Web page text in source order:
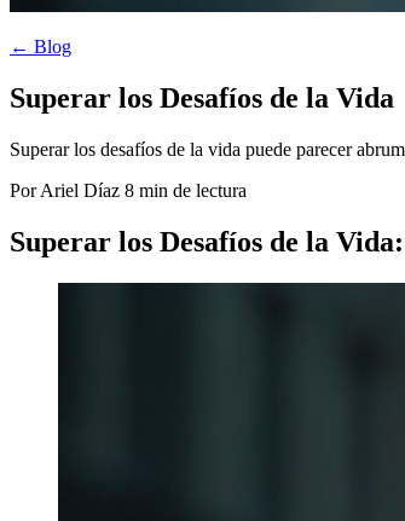
← Blog
Superar los Desafíos de la Vida
Superar los desafíos de la vida puede parecer
Por Ariel Díaz 8 min de lectura
Superar los Desafíos de la